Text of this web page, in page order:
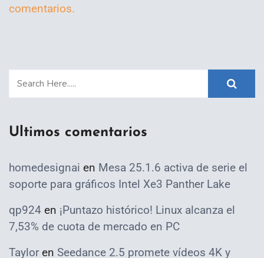
comentarios.
Ultimos comentarios
homedesignai en Mesa 25.1.6 activa de serie el
soporte para gráficos Intel Xe3 Panther Lake
qp924 en ¡Puntazo histórico! Linux alcanza el
7,53% de cuota de mercado en PC
Taylor en Seedance 2.5 promete vídeos 4K y